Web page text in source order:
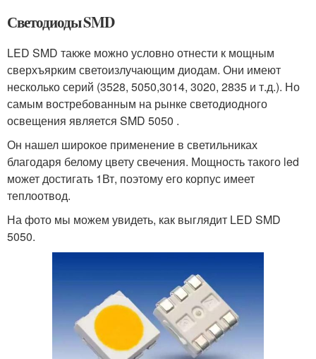
Светодиоды SMD
LED SMD также можно условно отнести к мощным
сверхъярким светоизлучающим диодам. Они имеют
несколько серий (3528, 5050,3014, 3020, 2835 и т.д.). Но
самым востребованным на рынке светодиодного
освещения является SMD 5050 .
Он нашел широкое применение в светильниках
благодаря белому цвету свечения. Мощность такого led
может достигать 1Вт, поэтому его корпус имеет
теплоотвод.
На фото мы можем увидеть, как выглядит LED SMD
5050.